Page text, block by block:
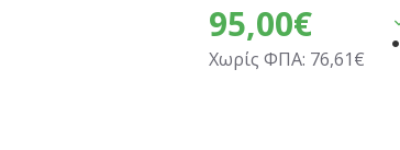
95,00€
Χωρίς ΦΠΑ: 76,61€